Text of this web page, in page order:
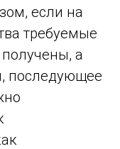
если на
требуемые
а
последующее